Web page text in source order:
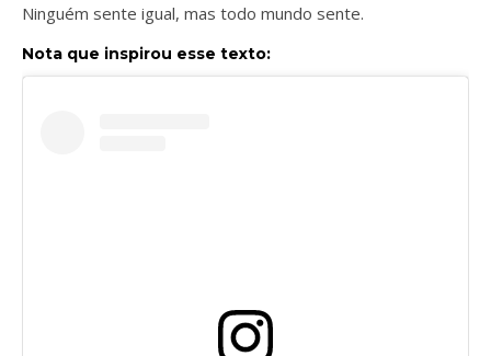
Ninguém sente igual, mas todo mundo sente.
Nota que inspirou esse texto: